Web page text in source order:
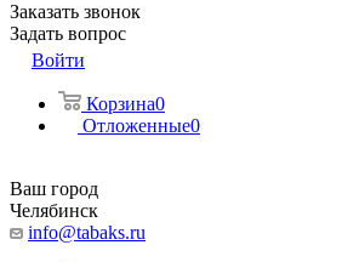
Заказать звонок
Задать вопрос
Войти
Корзина0
Отложенные0
Ваш город
Челябинск
info@tabaks.ru